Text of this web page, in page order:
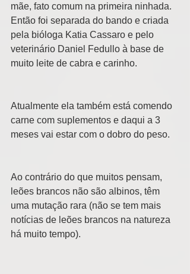
mãe, fato comum na primeira ninhada.
Então foi separada do bando e criada
pela bióloga Katia Cassaro e pelo
veterinário Daniel Fedullo à base de
muito leite de cabra e carinho.
Atualmente ela também está comendo
carne com suplementos e daqui a 3
meses vai estar com o dobro do peso.
Ao contrário do que muitos pensam,
leões brancos não são albinos, têm
uma mutação rara (não se tem mais
notícias de leões brancos na natureza
há muito tempo).